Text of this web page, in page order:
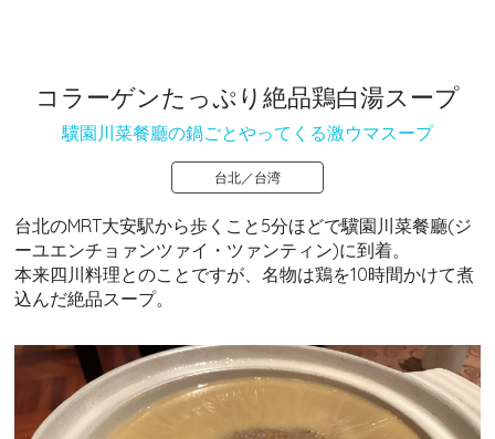
コラーゲンたっぷり絶品鶏白湯スープ
驥園川菜餐廳の鍋ごとやってくる激ウマスープ
台北／台湾
台北のMRT大安駅から歩くこと5分ほどで驥園川菜餐廳(ジ
ーユエンチョァンツァイ・ツァンティン)に到着。
本来四川料理とのことですが、名物は鶏を10時間かけて煮
込んだ絶品スープ。